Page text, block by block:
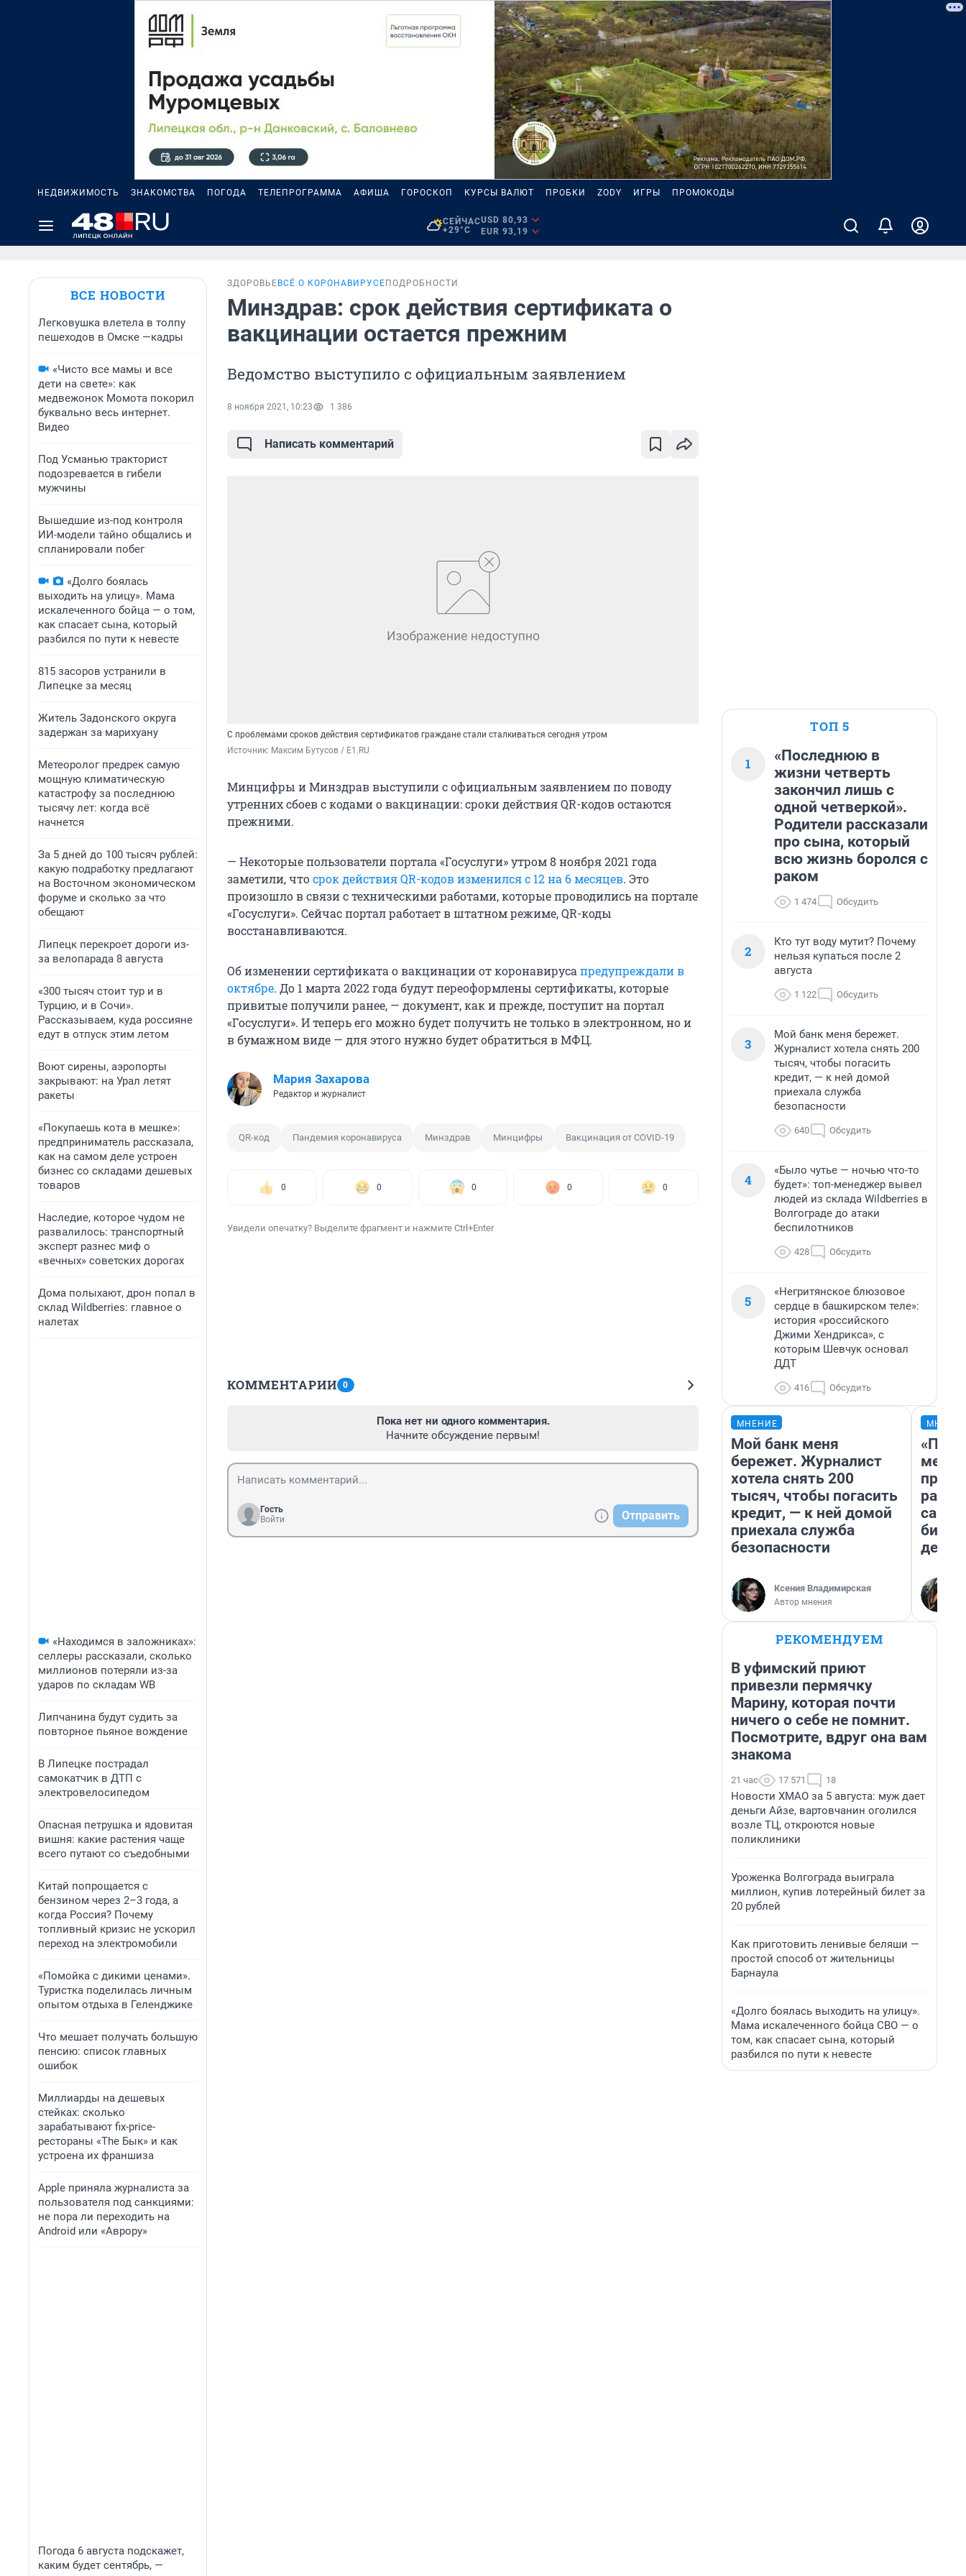
НЕДВИЖИМОСТЬ ЗНАКОМСТВА ПОГОДА ТЕЛЕПРОГРАММА АФИША ГОРОСКОП КУРСЫ ВАЛЮТ ПРОБКИ ZODY ИГРЫ ПРОМОКОДЫ
СЕЙЧАС
+29°C
USD 80,93
EUR 93,19
ВСЕ НОВОСТИ
Легковушка влетела в толпу
пешеходов в Омске —кадры
«Чисто все мамы и все
дети на свете»: как
медвежонок Момота покорил
буквально весь интернет.
Видео
Под Усманью тракторист
подозревается в гибели
мужчины
Вышедшие из-под контроля
ИИ-модели тайно общались и
спланировали побег
«Долго боялась
выходить на улицу». Мама
искалеченного бойца — о том,
как спасает сына, который
разбился по пути к невесте
815 засоров устранили в
Липецке за месяц
Житель Задонского округа
задержан за марихуану
Метеоролог предрек самую
мощную климатическую
катастрофу за последнюю
тысячу лет: когда всё
начнется
За 5 дней до 100 тысяч рублей:
какую подработку предлагают
на Восточном экономическом
форуме и сколько за что
обещают
Липецк перекроет дороги из-
за велопарада 8 августа
«300 тысяч стоит тур и в
Турцию, и в Сочи».
Рассказываем, куда россияне
едут в отпуск этим летом
Воют сирены, аэропорты
закрывают: на Урал летят
ракеты
«Покупаешь кота в мешке»:
предприниматель рассказала,
как на самом деле устроен
бизнес со складами дешевых
товаров
Наследие, которое чудом не
развалилось: транспортный
эксперт разнес миф о
«вечных» советских дорогах
Дома полыхают, дрон попал в
склад Wildberries: главное о
налетах
«Находимся в заложниках»:
селлеры рассказали, сколько
миллионов потеряли из-за
ударов по складам WB
Липчанина будут судить за
повторное пьяное вождение
В Липецке пострадал
самокатчик в ДТП с
электровелосипедом
Опасная петрушка и ядовитая
вишня: какие растения чаще
всего путают со съедобными
Китай попрощается с
бензином через 2–3 года, а
когда Россия? Почему
топливный кризис не ускорил
переход на электромобили
«Помойка с дикими ценами».
Туристка поделилась личным
опытом отдыха в Геленджике
Что мешает получать большую
пенсию: список главных
ошибок
Миллиарды на дешевых
стейках: сколько
зарабатывают fix-price-
рестораны «The Бык» и как
устроена их франшиза
Apple приняла журналиста за
пользователя под санкциями:
не пора ли переходить на
Android или «Аврору»
Погода 6 августа подскажет,
каким будет сентябрь, —
ЗДОРОВЬЕ ВСЁ О КОРОНАВИРУСЕ ПОДРОБНОСТИ
Минздрав: срок действия сертификата о
вакцинации остается прежним
Ведомство выступило с официальным заявлением
8 ноября 2021, 10:23 1 386
Написать комментарий
С проблемами сроков действия сертификатов граждане стали сталкиваться сегодня утром
Источник: Максим Бутусов / E1.RU
Минцифры и Минздрав выступили с официальным заявлением по поводу
утренних сбоев с кодами о вакцинации: сроки действия QR-кодов остаются
прежними.
— Некоторые пользователи портала «Госуслуги» утром 8 ноября 2021 года
заметили, чтосрок действия QR-кодов изменился с 12 на 6 месяцев. Это
произошло в связи с техническими работами, которые проводились на портале
«Госуслуги». Сейчас портал работает в штатном режиме, QR-коды
восстанавливаются.
Об изменении сертификата о вакцинации от коронавируса предупреждали в
октябре. До 1 марта 2022 года будут переоформлены сертификаты, которые
привитые получили ранее, — документ, как и прежде, поступит на портал
«Госуслуги». И теперь его можно будет получить не только в электронном, но и
в бумажном виде — для этого нужно будет обратиться в МФЦ.
Мария Захарова
Редактор и журналист
QR-код Пандемия коронавируса Минздрав Минцифры Вакцинация от COVID-19
0 0 0 0 0
Увидели опечатку? Выделите фрагмент и нажмите Ctrl+Enter
КОММЕНТАРИИ 0
Пока нет ни одного комментария.
Начните обсуждение первым!
Гость
Войти
Отправить
ТОП 5
1
«Последнюю в
жизни четверть
закончил лишь с
одной четверкой».
Родители рассказали
про сына, который
всю жизнь боролся с
раком
1 474 Обсудить
2
Кто тут воду мутит? Почему
нельзя купаться после 2
августа
1 122 Обсудить
3
Мой банк меня бережет.
Журналист хотела снять 200
тысяч, чтобы погасить
кредит, — к ней домой
приехала служба
безопасности
640 Обсудить
4
«Было чутье — ночью что-то
будет»: топ-менеджер вывел
людей из склада Wildberries в
Волгограде до атаки
беспилотников
428 Обсудить
5
«Негритянское блюзовое
сердце в башкирском теле»:
история «российского
Джими Хендрикса», с
которым Шевчук основал
ДДТ
416 Обсудить
МНЕНИЕ
Мой банк меня
бережет. Журналист
хотела снять 200
тысяч, чтобы погасить
кредит, — к ней домой
приехала служба
безопасности
Ксения Владимирская
Автор мнения
РЕКОМЕНДУЕМ
В уфимский приют
привезли пермячку
Марину, которая почти
ничего о себе не помнит.
Посмотрите, вдруг она вам
знакома
21 час 17 571 18
Новости ХМАО за 5 августа: муж дает
деньги Айзе, вартовчанин оголился
возле ТЦ, откроются новые
поликлиники
Уроженка Волгограда выиграла
миллион, купив лотерейный билет за
20 рублей
Как приготовить ленивые беляши —
простой способ от жительницы
Барнаула
«Долго боялась выходить на улицу».
Мама искалеченного бойца СВО — о
том, как спасает сына, который
разбился по пути к невесте